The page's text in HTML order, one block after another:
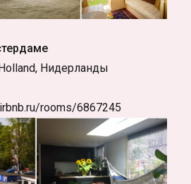
Нидерланды
rooms/6867245